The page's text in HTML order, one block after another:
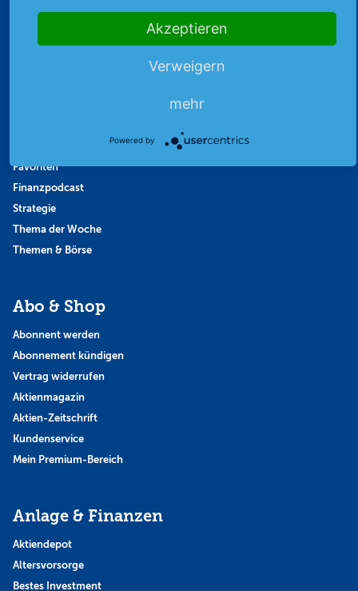
Favoriten
Finanzpodcast
Strategie
Thema der Woche
Themen & Börse
Abo & Shop
Abonnent werden
Abonnement kündigen
Vertrag widerrufen
Aktienmagazin
Aktien-Zeitschrift
Kundenservice
Mein Premium-Bereich
Anlage & Finanzen
Aktiendepot
Altersvorsorge
Bestes Investment
Akzeptieren
Verweigern
mehr
Powered by